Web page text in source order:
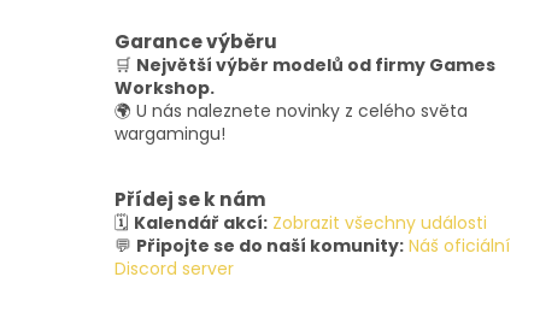
Garance výběru
🛒 Největší výběr modelů od firmy Games
Workshop.
🌍 U nás naleznete novinky z celého světa
wargamingu!
Přídej se k nám
🗓️ Kalendář akcí: Zobrazit všechny události
💬 Připojte se do naší komunity: Náš oficiální
Discord server